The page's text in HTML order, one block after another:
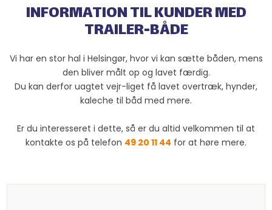
INFORMATI​ON TIL KUNDER MED
TRAILER-BÅDE​
Vi har en stor hal i Helsingør, hvor vi kan sætte båden, mens
den bliver målt op og lavet færdig.
Du kan derfor uagtet vejr-liget få lavet overtræk, hynder,
kaleche til båd med mere.
Er du interesseret i dette, så er du altid velkommen til at
kontakte os på telefon 49 20 11 44 for at høre mere.​